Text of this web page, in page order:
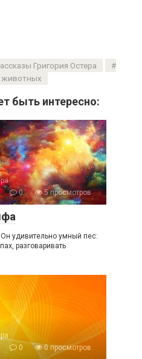
Григория Остера
животных
быть интересно:
0
5 просмотров
удивительно умный пес:
разговаривать
0
0 просмотров